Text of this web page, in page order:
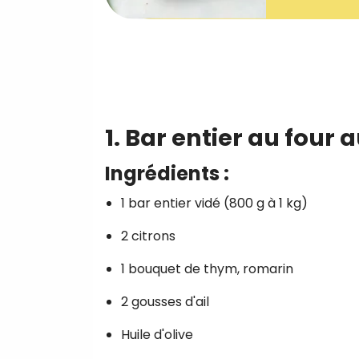
1. Bar entier au four
Ingrédients :
1 bar entier vidé (800 g à 1 kg)
2 citrons
1 bouquet de thym, romarin
2 gousses d'ail
Huile d'olive